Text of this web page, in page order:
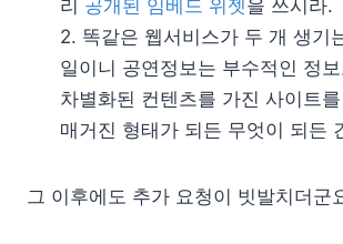
리 공개된 임베드 위젯을 쓰시라.
2. 똑같은 웹서비스가 두 개 생기
일이니 공연정보는 부수적인 정
차별화된 컨텐츠를 가진 사이트
매거진 형태가 되든 무엇이 되든
그 이후에도 추가 요청이 빗발치더군